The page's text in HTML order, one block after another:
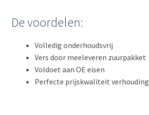
De voordelen:
Volledig onderhoudsvrij
Vers door meeleveren zuurpakket
Voldoet aan OE eisen
Perfecte prijskwaliteit verhouding